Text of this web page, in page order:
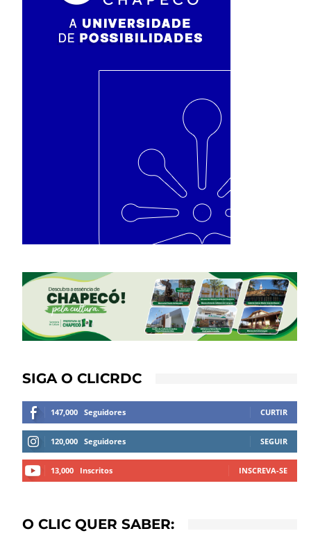
SIGA O CLICRDC
147,000 Seguidores CURTIR
120,000 Seguidores SEGUIR
13,000 Inscritos INSCREVA-SE
O CLIC QUER SABER: